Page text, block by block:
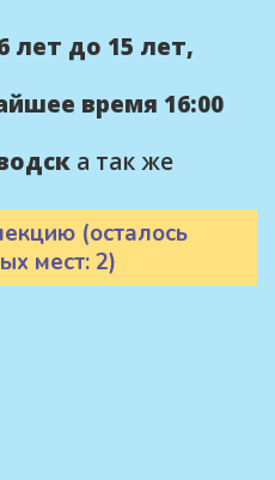
лет до 15 лет,
время 16:00
а так же
(осталось
мест: 2)